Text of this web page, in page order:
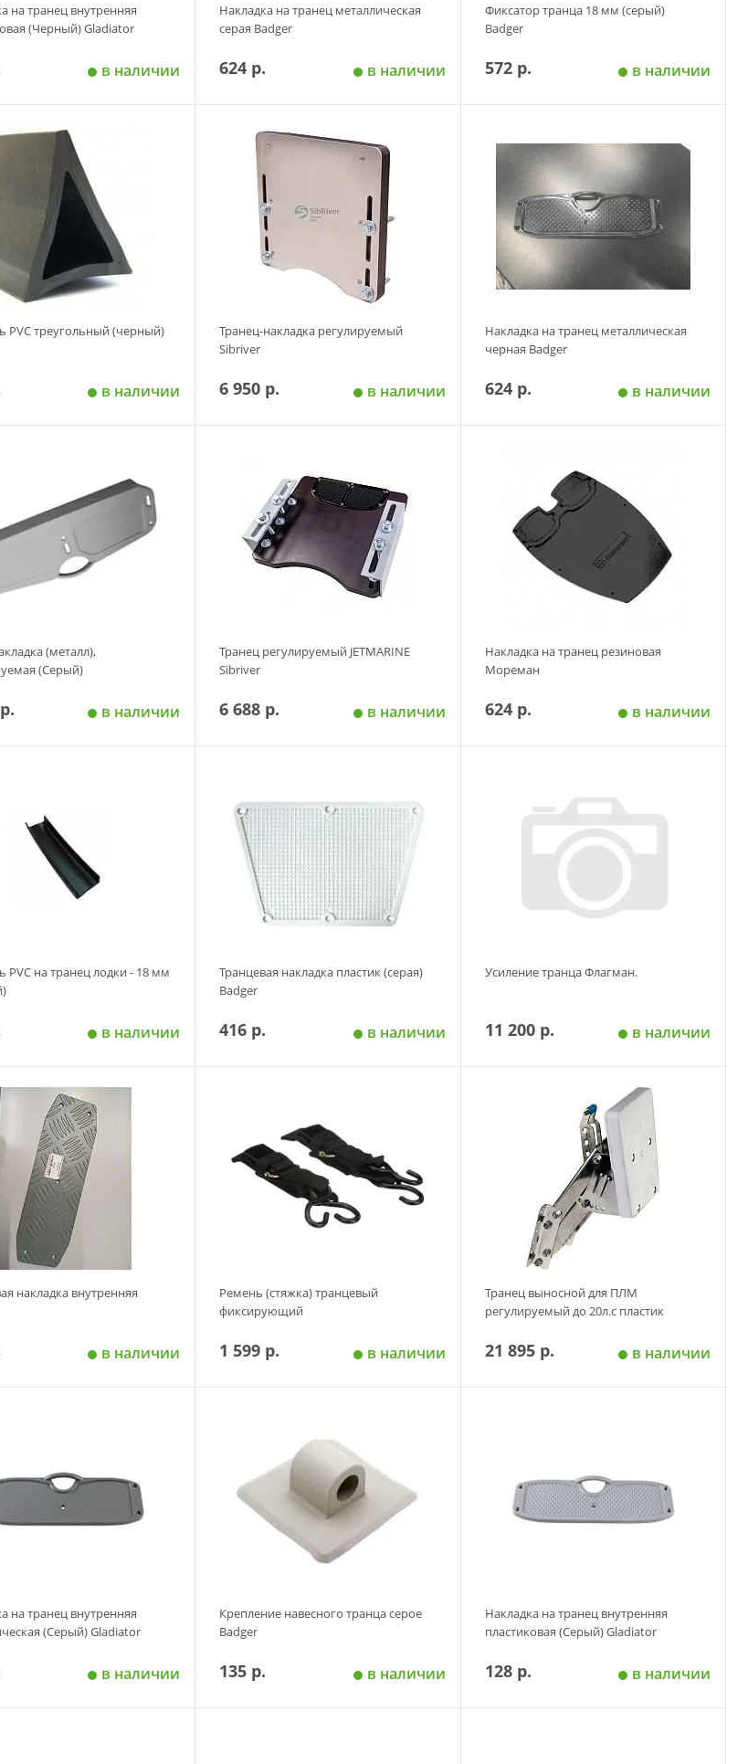
на транец внутренняя
(Черный) Gladiator
в наличии
в корзину
Накладка на транец металлическая
серая Badger
624 р. в наличии
Добавить в корзину
Фиксатор транца 18 мм (серый)
Badger
572 р. в наличии
PVC треугольный (черный)
в наличии
Транец-накладка регулируемый
Sibriver
6 950 р. в наличии
Накладка на транец металлическая
черная Badger
624 р. в наличии
(металл),
(Серый)
в наличии
Транец регулируемый JETMARINE
Sibriver
6 688 р. в наличии
Накладка на транец резиновая
Мореман
624 р. в наличии
PVC на транец лодки - 18 мм
в наличии
в корзину
Транцевая накладка пластик (серая)
Badger
416 р. в наличии
Усиление транца Флагман.
11 200 р. в наличии
Добавить в корзину
накладка внутренняя
в наличии
Ремень (стяжка) транцевый
фиксирующий
1 599 р. в наличии
Транец выносной для ПЛМ
регулируемый до 20л.с пластик
21 895 р. в наличии
на транец внутренняя
(Серый) Gladiator
в наличии
Крепление навесного транца серое
Badger
135 р. в наличии
Накладка на транец внутренняя
пластиковая (Серый) Gladiator
128 р. в наличии